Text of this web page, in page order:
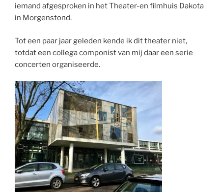
iemand afgesproken in het Theater-en filmhuis Dakota
in Morgenstond.
Tot een paar jaar geleden kende ik dit theater niet,
totdat een collega componist van mij daar een serie
concerten organiseerde.